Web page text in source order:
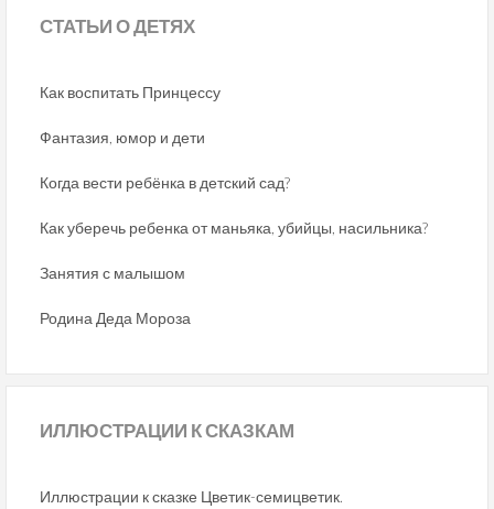
СТАТЬИО ДЕТЯХ
Как воспитать Принцессу
Фантазия, юмор и дети
Когда вести ребёнка в детский сад?
Как уберечь ребенка от маньяка, убийцы, насильника?
Занятия с малышом
Родина Деда Мороза
ИЛЛЮСТРАЦИИ К СКАЗКАМ
Иллюстрации к сказке Цветик-семицветик.